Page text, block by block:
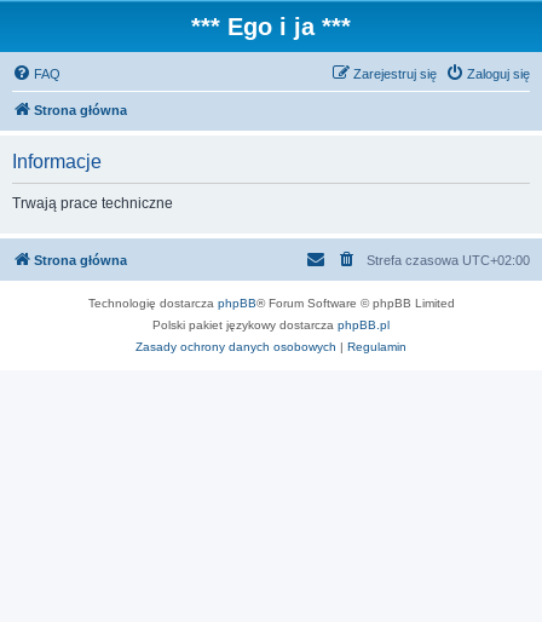
*** Ego i ja ***
FAQ Zaloguj się
Zarejestruj się
Strona główna
Informacje
Trwają prace techniczne
Strona główna Strefa czasowa UTC+02:00
Technologię dostarcza phpBB® Forum Software © phpBB Limited
Polski pakiet językowy dostarcza phpBB.pl
Zasady ochrony danych osobowych | Regulamin